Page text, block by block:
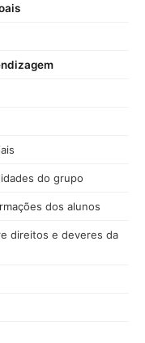
do grupo
dos alunos
direitos e deveres da